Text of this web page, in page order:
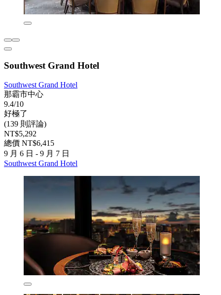
Southwest Grand Hotel
Southwest Grand Hotel
那霸市中心
9.4/10
好極了
(139 則評論)
NT$5,292
總價 NT$6,415
9 月 6 日 - 9 月 7 日
Southwest Grand Hotel